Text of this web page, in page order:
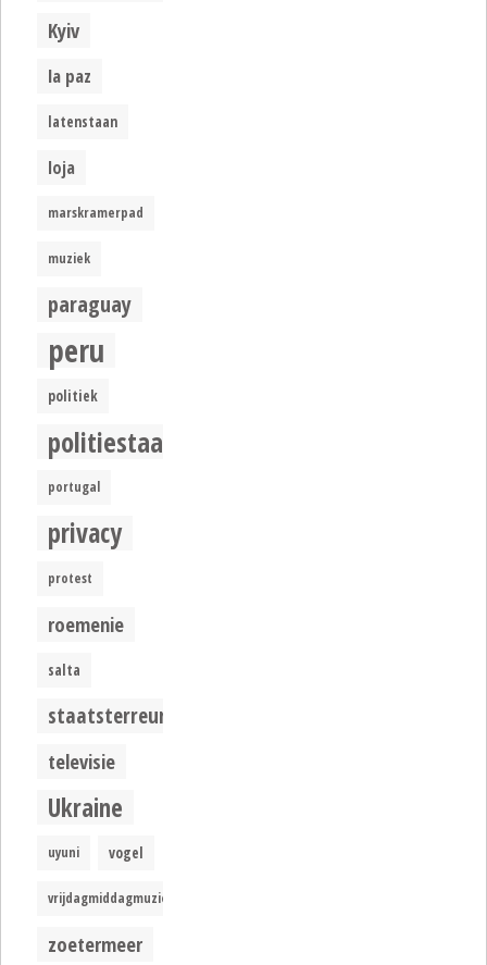
Kyiv
la paz
latenstaan
loja
marskramerpad
muziek
paraguay
peru
politiek
politiestaat
portugal
privacy
protest
roemenie
salta
staatsterreur
televisie
Ukraine
uyuni vogel
vrijdagmiddagmuziek
zoetermeer